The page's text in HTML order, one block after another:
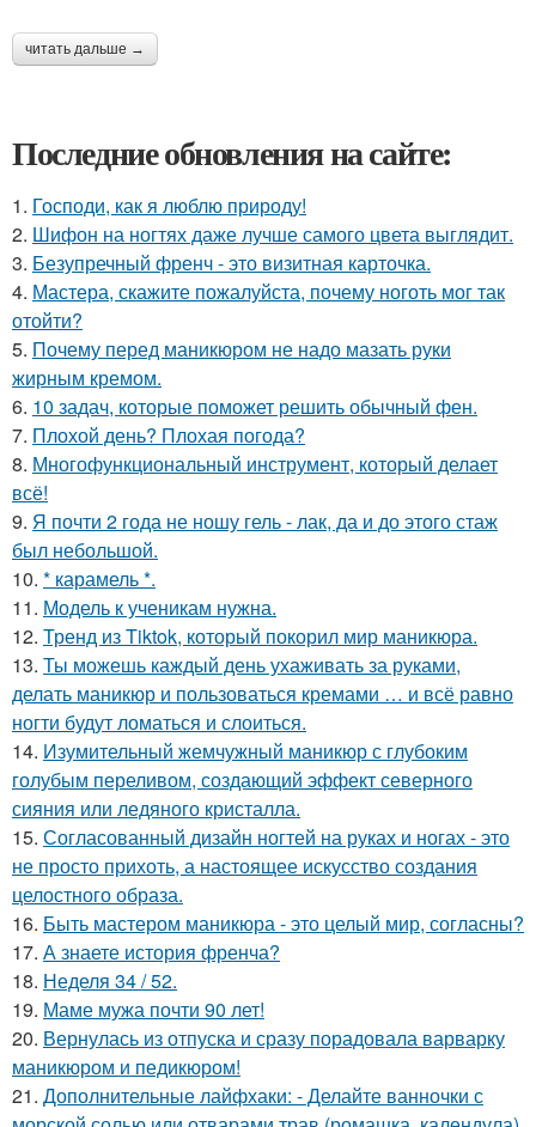
читать дальше →
Последние обновления на сайте:
1. Господи, как я люблю природу!
2. Шифон на ногтях даже лучше самого цвета выглядит.
3. Безупречный френч - это визитная карточка.
4. Мастера, скажите пожалуйста, почему ноготь мог так
отойти?
5. Почему перед маникюром не надо мазать руки
жирным кремом.
6. 10 задач, которые поможет решить обычный фен.
7. Плохой день? Плохая погода?
8. Многофункциональный инструмент, который делает
всё!
9. Я почти 2 года не ношу гель - лак, да и до этого стаж
был небольшой.
10. * карамель *.
11. Модель к ученикам нужна.
12. Тренд из Tiktok, который покорил мир маникюра.
13. Ты можешь каждый день ухаживать за руками,
делать маникюр и пользоваться кремами … и всё равно
ногти будут ломаться и слоиться.
14. Изумительный жемчужный маникюр с глубоким
голубым переливом, создающий эффект северного
сияния или ледяного кристалла.
15. Согласованный дизайн ногтей на руках и ногах - это
не просто прихоть, а настоящее искусство создания
целостного образа.
16. Быть мастером маникюра - это целый мир, согласны?
17. А знаете история френча?
18. Неделя 34 / 52.
19. Маме мужа почти 90 лет!
20. Вернулась из отпуска и сразу порадовала варварку
маникюром и педикюром!
21. Дополнительные лайфхаки: - Делайте ванночки с